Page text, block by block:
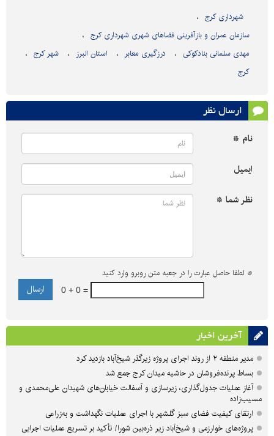
شهرداری کرج
سازمان عمران و بازآفرینی فضاهای شهری شهرداری کرج
مهدی سلمانی بنادکوکی
درزگیری معابر استان البرز
شهر کرج
کرج
ارسال نظر
نام *
ایمیل
نظر شما *
* لطفا حاصل عبارت را در جعبه متن روبرو وارد کنید
0 + 0 =
آخرین اخبار
مدیر منطقه ۲ از روند اجرای پروژه زیرگذر شیخ‌آباد بازدید کرد
بساط پرنده‌فروشان در حاشیه میدان کرج جمع شد
آغاز عملیات جدول‌گذاری، زیرسازی و آسفالت خیابان‌های شهیدان علی‌محمدی و
مسیب‌زاده
ارتقای کیفیت فضای سبز گلشهر با اجرای عملیات نگهداشت و به‌زراعی
پروژه‌های خوارزمی و شیخ‌آباد زیر ذره‌بین شورا/ تأکید بر تسریع عملیات اجرایی